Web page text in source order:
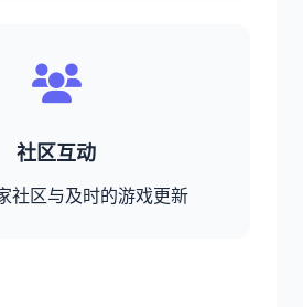
社区互动
社区与及时的游戏更新